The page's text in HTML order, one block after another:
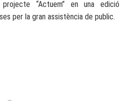
“Actuem” en una edició
per la gran assistència de public.